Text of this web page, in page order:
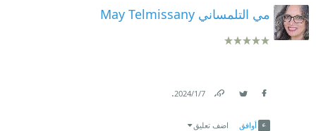
مي التلمساني May Telmissany
7‏/1‏/2024
.
أوافق اضف تعليق